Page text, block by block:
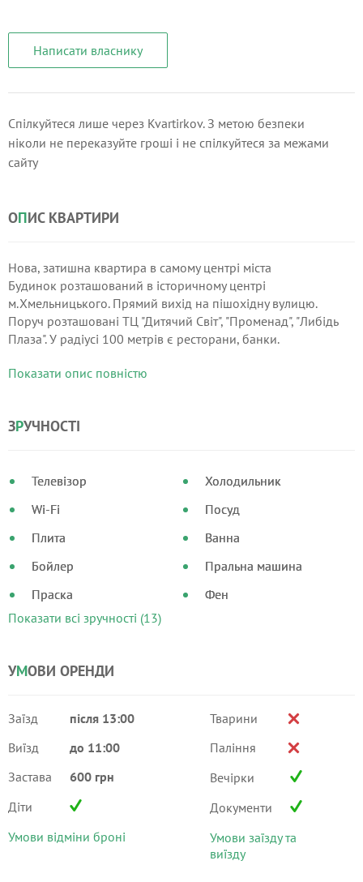
Написати власнику
Спілкуйтеся лише через Kvartirkov. З метою безпеки
ніколи не переказуйте гроші і не спілкуйтеся за межами
сайту
ОПИС КВАРТИРИ
Нова, затишна квартира в самому центрі міста
Будинок розташований в історичному центрі
м.Хмельницького. Прямий вихід на пішохідну вулицю.
Поруч розташовані ТЦ "Дитячий Світ", "Променад", "Либідь
Плаза". У радіусі 100 метрів є ресторани, банки.
До ТРЦ "Оазис" 10 хвилин пішки. Зручна транспортна
Показати опис повністю
ЗРУЧНОСТІ
Телевізор
Wi-Fi
Плита
Бойлер
Праска
Холодильник
Посуд
Ванна
Пральна машина
Фен
Показати всі зручності (13)
УМОВИ ОРЕНДИ
Заїзд
після 13:00
Виїзд
до 11:00
Застава
600 грн
Діти
Умови відміни броні
Тварини
Паління
Вечірки
Документи
Умови заїзду та
виїзду